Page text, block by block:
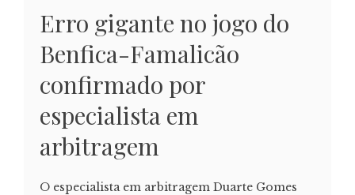
Erro gigante no jogo do
Benfica-Famalicão
confirmado por
especialista em
arbitragem
O especialista em arbitragem Duarte Gomes